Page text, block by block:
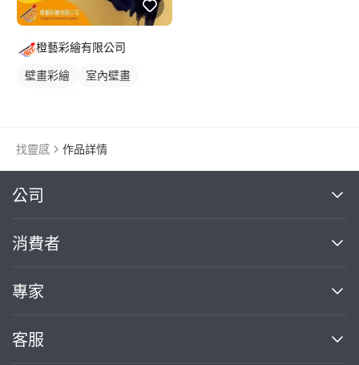
橙藝彩繪有限公司
壁畫彩繪
室內壁畫
找靈感 作品詳情
公司
關於我們
部落格
加入我們
消費者
買服務
熱門服務
專家
案件中心
客服
繼續完成